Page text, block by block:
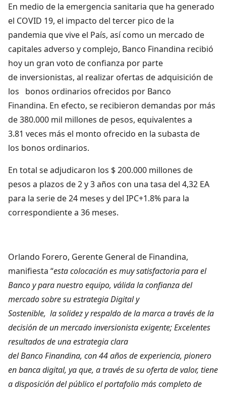
En medio de la emergencia sanitaria que ha generado
el COVID 19, el impacto del tercer pico de la
pandemia que vive el País, así como un mercado de
capitales adverso y complejo, Banco Finandina recibió
hoy un gran voto de confianza por parte
de inversionistas, al realizar ofertas de adquisición de
los bonos ordinarios ofrecidos por Banco
Finandina. En efecto, se recibieron demandas por más
de 380.000 mil millones de pesos, equivalentes a
3.81 veces más el monto ofrecido en la subasta de
los bonos ordinarios.
En total se adjudicaron los $ 200.000 millones de
pesos a plazos de 2 y 3 años con una tasa del 4,32 EA
para la serie de 24 meses y del IPC+1.8% para la
correspondiente a 36 meses.
Orlando Forero, Gerente General de Finandina,
manifiesta “esta colocación es muy satisfactoria para el
Banco y para nuestro equipo, válida la confianza del
mercado sobre su estrategia Digital y
Sostenible, la solidez y respaldo de la marca a través de la
decisión de un mercado inversionista exigente; Excelentes
resultados de una estrategia clara
del Banco Finandina, con 44 años de experiencia, pionero
en banca digital, ya que, a través de su oferta de valor, tiene
a disposición del público el portafolio más completo de